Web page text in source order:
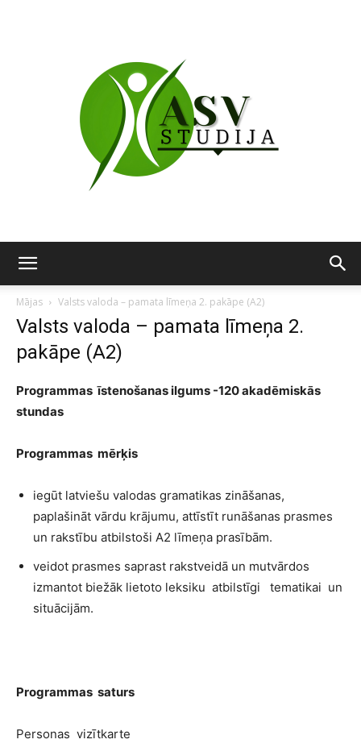
Mājas Valsts valoda – pamata līmeņa 2. pakāpe (A2)
Valsts valoda – pamata līmeņa 2.
pakāpe (A2)
Programmas īstenošanas ilgums -120 akadēmiskās
stundas
Programmas mērķis
iegūt latviešu valodas gramatikas zināšanas,
paplašināt vārdu krājumu, attīstīt runāšanas prasmes
un rakstību atbilstoši A2 līmeņa prasībām.
veidot prasmes saprast rakstveidā un mutvārdos
izmantot biežāk lietoto leksiku atbilstīgi tematikai un
situācijām.
Programmas saturs
Personas vizītkarte